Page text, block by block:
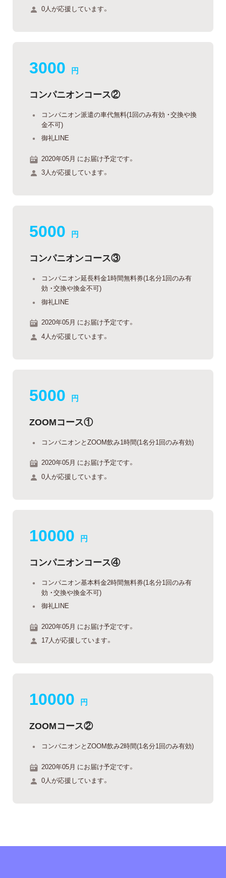
0人が応援しています。
3000 円
コンパニオンコース②
コンパニオン派遣の車代無料(1回のみ有効 ・交換や換
金不可)
御礼LINE
2020年05月 にお届け予定です。
3人が応援しています。
5000 円
コンパニオンコース③
コンパニオン延長料金1時間無料券(1名分1回のみ有
効 ・交換や換金不可)
御礼LINE
2020年05月 にお届け予定です。
4人が応援しています。
5000 円
ZOOMコース①
コンパニオンとZOOM飲み1時間(1名分1回のみ有効)
2020年05月 にお届け予定です。
0人が応援しています。
10000 円
コンパニオンコース④
コンパニオン基本料金2時間無料券(1名分1回のみ有
効 ・交換や換金不可)
御礼LINE
2020年05月 にお届け予定です。
17人が応援しています。
10000 円
ZOOMコース②
コンパニオンとZOOM飲み2時間(1名分1回のみ有効)
2020年05月 にお届け予定です。
0人が応援しています。